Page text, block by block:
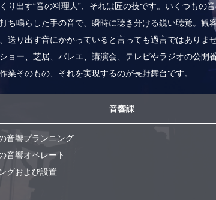
り出す“音の料理人”、それは匠の技です。いくつもの
ち鳴らした手の音で、瞬時に聴き分ける鋭い聴覚。観
送り出す音にかかっていると言っても過言ではあり
ョー、芝居、バレエ、講演会、テレビやラジオの公開
業そのもの、それを実現するのが長野舞台です。
音響課
音響プランニング
音響オペレート
グおよび設置